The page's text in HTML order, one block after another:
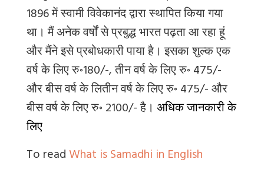
1896 में स्वामी विवेकानंद द्वारा स्थापित किया गया
था। मैं अनेक वर्षों से प्रबुद्ध भारत पढ़ता आ रहा हूं
और मैंने इसे प्रबोधकारी पाया है। इसका शुल्क एक
वर्ष के लिए रु॰180/-,तीन वर्ष के लिए रु॰ 475/-
और बीस वर्ष के लितीन वर्ष के लिए रु॰ 475/- और
बीस वर्ष के लिए रु॰ 2100/- है। अधिक जानकारी के
लिए
To readWhat is Samadhi in English